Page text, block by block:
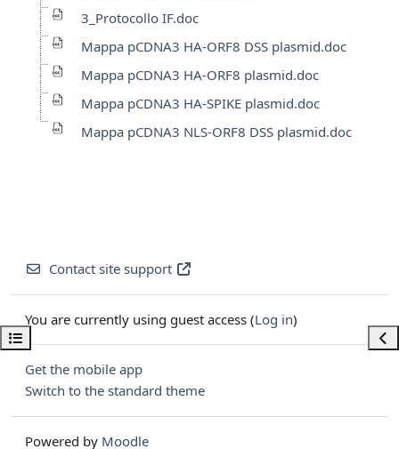
Open course index
3_Protocollo IF.doc
Mappa pCDNA3 HA-ORF8 DSS plasmid.doc
Mappa pCDNA3 HA-ORF8 plasmid.doc
Mappa pCDNA3 HA-SPIKE plasmid.doc
Mappa pCDNA3 NLS-ORF8 DSS plasmid.doc
Contact site support
You are currently using guest access (Log in)
Get the mobile app
Switch to the standard theme
Powered by Moodle